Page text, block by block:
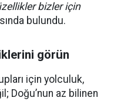
bizler için
bulundu.
görün
için yolculuk,
Doğu’nun az bilinen